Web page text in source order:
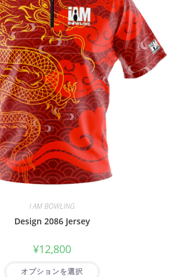
I AM BOWLING
Design 2086 Jersey
¥12,800
オプションを選択